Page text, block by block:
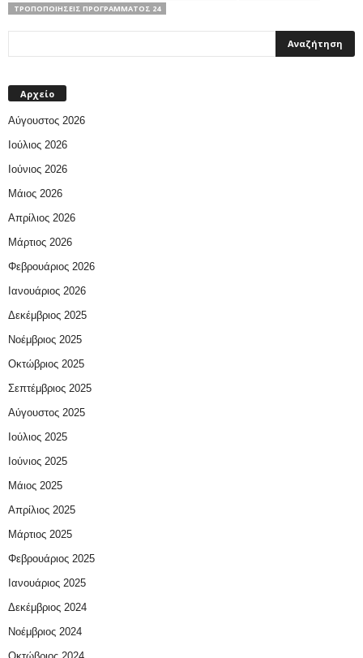
ΤΡΟΠΟΠΟΙΉΣΕΙΣ ΠΡΟΓΡΆΜΜΑΤΟΣ 24
Αρχείο
Αύγουστος 2026
Ιούλιος 2026
Ιούνιος 2026
Μάιος 2026
Απρίλιος 2026
Μάρτιος 2026
Φεβρουάριος 2026
Ιανουάριος 2026
Δεκέμβριος 2025
Νοέμβριος 2025
Οκτώβριος 2025
Σεπτέμβριος 2025
Αύγουστος 2025
Ιούλιος 2025
Ιούνιος 2025
Μάιος 2025
Απρίλιος 2025
Μάρτιος 2025
Φεβρουάριος 2025
Ιανουάριος 2025
Δεκέμβριος 2024
Νοέμβριος 2024